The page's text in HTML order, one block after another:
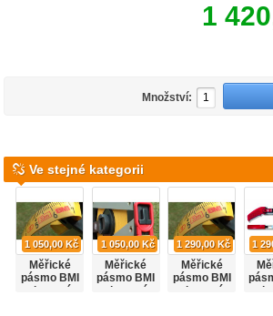
1
Množství:
Ve stejné kategorii
1 050,00 Kč
Měřické
pásmo BMI
plastové
1 050,00 Kč
Měřické
pásmo BMI
plastové
1 290,00 Kč
Měřické
pásmo BMI
plastové
1